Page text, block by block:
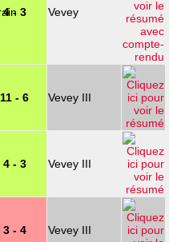
4 - 3 Vevey
11 - 6 Vevey III
4 - 3 Vevey III
3 - 4 Vevey III